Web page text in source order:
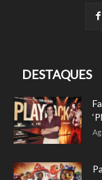
DESTAQUES